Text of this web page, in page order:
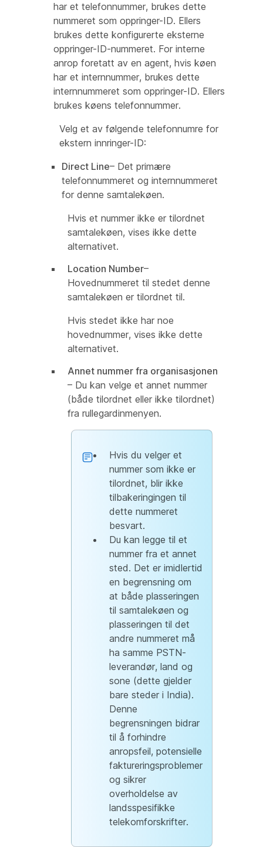
har et telefonnummer, brukes dette
nummeret som oppringer-ID. Ellers
brukes dette konfigurerte eksterne
oppringer-ID-nummeret. For interne
anrop foretatt av en agent, hvis køen
har et internnummer, brukes dette
internnummeret som oppringer-ID. Ellers
brukes køens telefonnummer.
Velg et av følgende telefonnumre for
ekstern innringer-ID:
Direct Line– Det primære
telefonnummeret og internnummeret
for denne samtalekøen.
Hvis et nummer ikke er tilordnet
samtalekøen, vises ikke dette
alternativet.
Location Number–
Hovednummeret til stedet denne
samtalekøen er tilordnet til.
Hvis stedet ikke har noe
hovednummer, vises ikke dette
alternativet.
Annet nummer fra organisasjonen
– Du kan velge et annet nummer
(både tilordnet eller ikke tilordnet)
fra rullegardinmenyen.
Hvis du velger et
nummer som ikke er
tilordnet, blir ikke
tilbakeringingen til
dette nummeret
besvart.
Du kan legge til et
nummer fra et annet
sted. Det er imidlertid
en begrensning om
at både plasseringen
til samtalekøen og
plasseringen til det
andre nummeret må
ha samme PSTN-
leverandør, land og
sone (dette gjelder
bare steder i India).
Denne
begrensningen bidrar
til å forhindre
anropsfeil, potensielle
faktureringsproblemer
og sikrer
overholdelse av
landsspesifikke
telekomforskrifter.